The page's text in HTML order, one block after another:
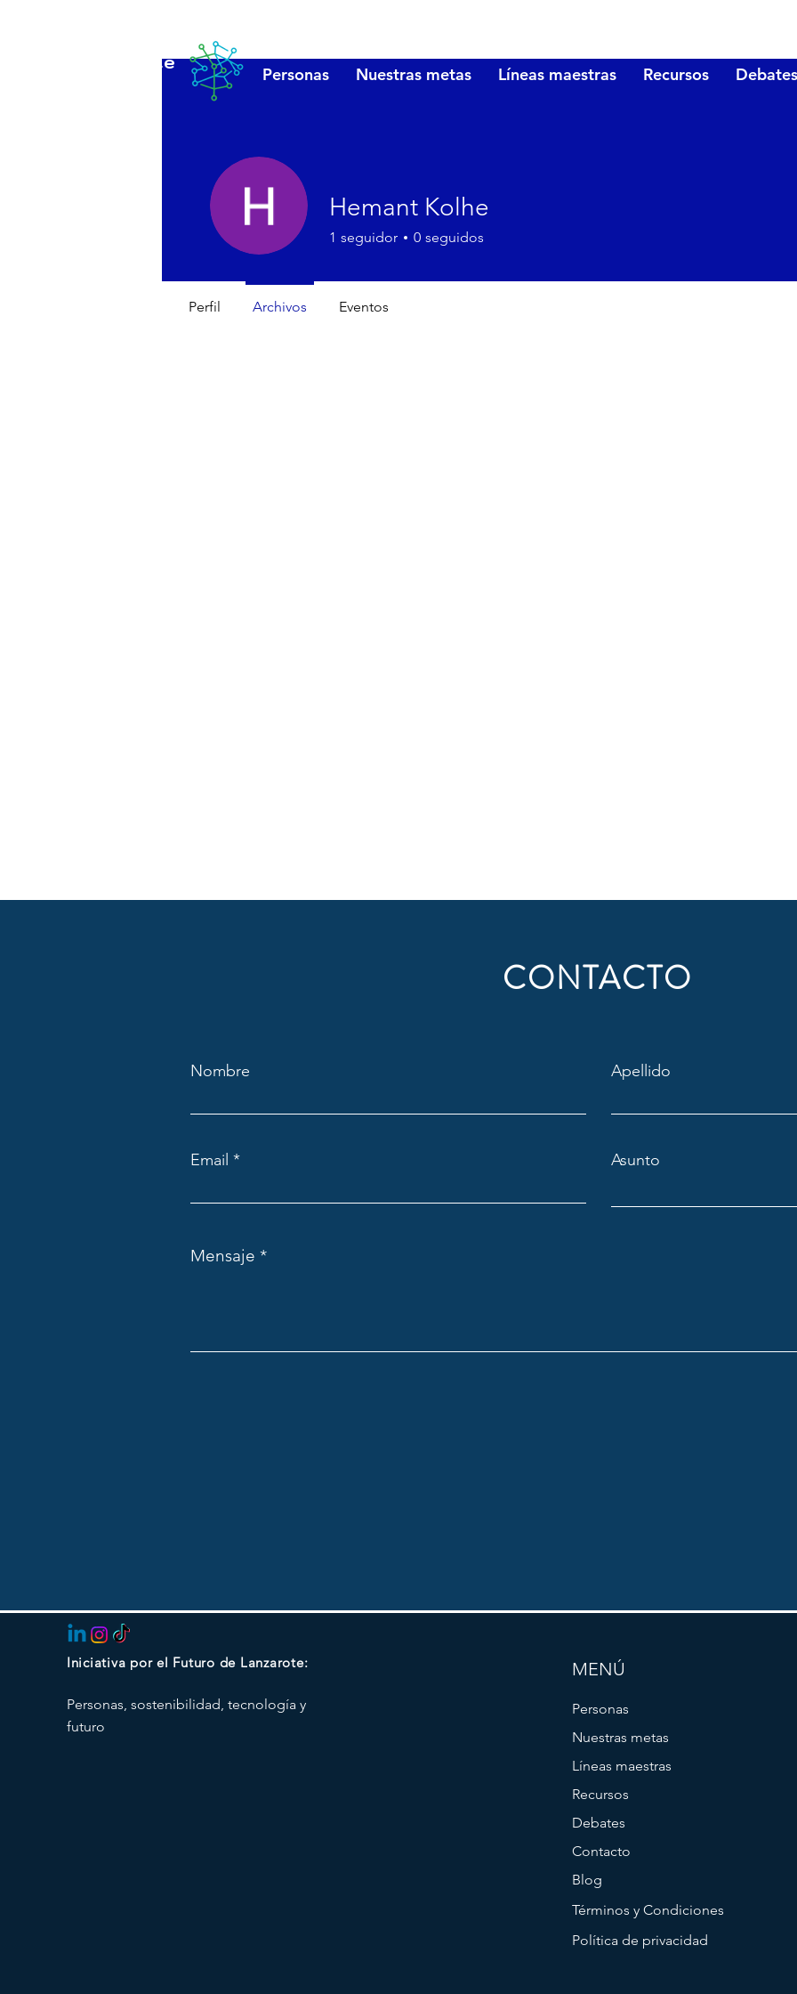
Lanzarote
Personas Nuestras metas Líneas maestras Recursos Debates
Hemant Kolhe
1 seguidor 0 seguidos
Perfil Archivos Eventos
CONTACTO
Nombre Apellido
Email Asunto
Mensaje
Iniciativa por el Futuro de Lanzarote:
Personas, sostenibilidad, tecnología y
futuro
MENÚ
Personas
Nuestras metas
Líneas maestras
Recursos
Debates
Contacto
Blog
Términos y Condiciones
Política de privacidad